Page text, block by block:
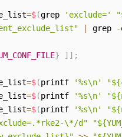
=$(grep 'exclude='
grep -
} ] ] ;
=$(printf '%s\n'
=$(printf '%s\n'
=$(printf '%s\n'
\*/d"